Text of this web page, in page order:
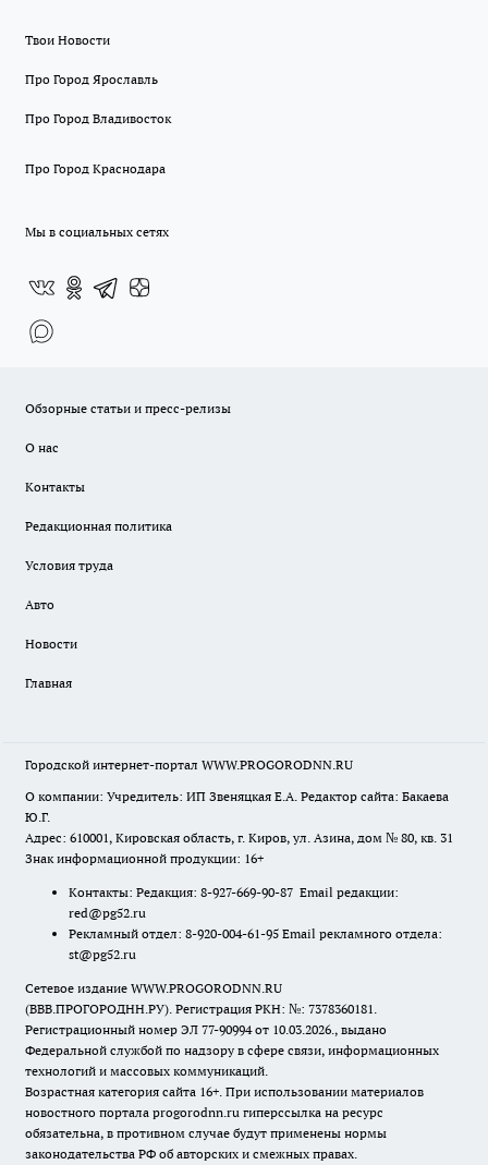
Твои Новости
Про Город Ярославль
Про Город Владивосток
Про Город Краснодара
Мы в социальных сетях
Обзорные статьи и пресс-релизы
О нас
Контакты
Редакционная политика
Условия труда
Авто
Новости
Главная
Городской интернет-портал WWW.PROGORODNN.RU
О компании: Учредитель: ИП Звеняцкая Е.А. Редактор сайта: Бакаева
Ю.Г.
Адрес: 610001, Кировская область, г. Киров, ул. Азина, дом № 80, кв. 31
Знак информационной продукции: 16+
Контакты: Редакция: 8-927-669-90-87 Email редакции:
red@pg52.ru
Рекламный отдел: 8-920-004-61-95 Email рекламного отдела:
st@pg52.ru
Сетевое издание WWW.PROGORODNN.RU
(ВВВ.ПРОГОРОДНН.РУ). Регистрация РКН: №: 7378360181.
Регистрационный номер ЭЛ 77-90994 от 10.03.2026., выдано
Федеральной службой по надзору в сфере связи, информационных
технологий и массовых коммуникаций.
Возрастная категория сайта 16+. При использовании материалов
новостного портала progorodnn.ru гиперссылка на ресурс
обязательна, в противном случае будут применены нормы
законодательства РФ об авторских и смежных правах.